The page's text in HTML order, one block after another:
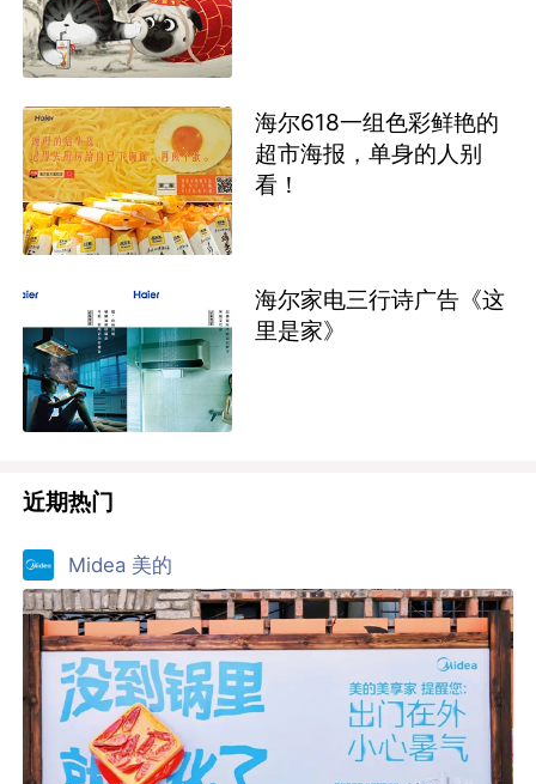
海尔618一组色彩鲜艳的
超市海报，单身的人别
看！
海尔家电三行诗广告《这
里是家》
近期热门
Midea 美的